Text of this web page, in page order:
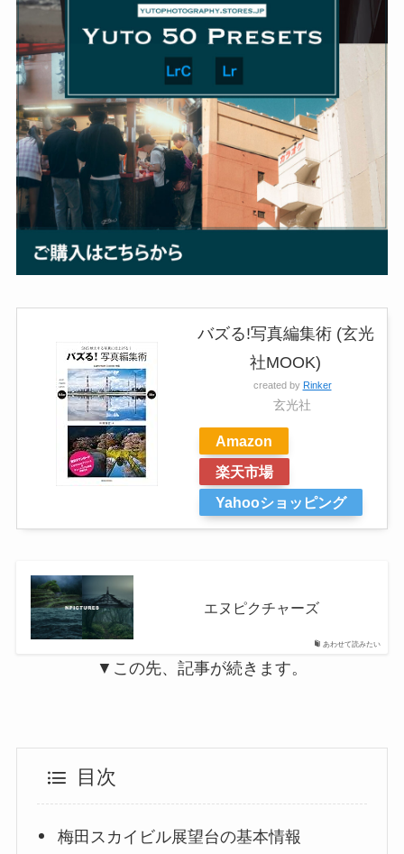
バズる!写真編集術 (玄光
社MOOK)
created by Rinker
玄光社
Amazon
楽天市場
Yahooショッピング
あわせて読みたい
エヌピクチャーズ
▼この先、記事が続きます。
目次
梅田スカイビル展望台の基本情報